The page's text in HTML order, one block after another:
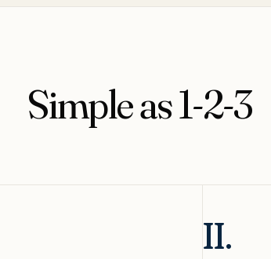
Simple as 1-2-3
II.